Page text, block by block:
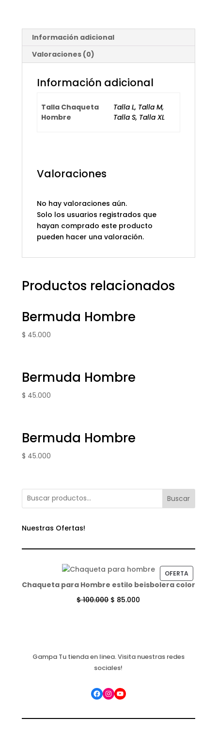
Información adicional
Valoraciones (0)
Información adicional
Talla Chaqueta
Hombre
Talla L, Talla M,
Talla S, Talla XL
Valoraciones
No hay valoraciones aún.
Solo los usuarios registrados que
hayan comprado este producto
pueden hacer una valoración.
Productos relacionados
Bermuda Hombre
$ 45.000
Bermuda Hombre
$ 45.000
Bermuda Hombre
$ 45.000
Buscar
Nuestras Ofertas!
OFERTA
EN
Chaqueta para Hombre estilo beisbolera color
$100.000 $ 85.000
Gampa Tu tienda en linea. Visita nuestras redes
sociales!
Facebook
Instagram
YouTube